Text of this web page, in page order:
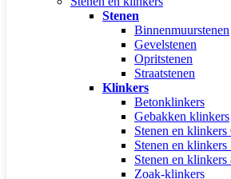
Stenen
Binnenmuurstenen
Gevelstenen
Opritstenen
Straatstenen
Klinkers
Betonklinkers
Gebakken klinkers
Stenen en klinkers
Stenen en klinkers
Stenen en klinkers
Zoak-klinkers